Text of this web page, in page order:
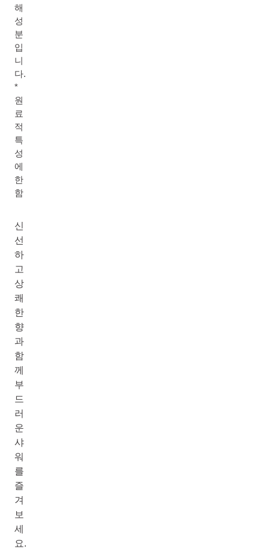
해
성
분
입
니
다.
*
원
료
적
특
성
에
한
함
신
선
하
고
상
쾌
한
향
과
함
께
부
드
러
운
샤
워
를
즐
겨
보
세
요.